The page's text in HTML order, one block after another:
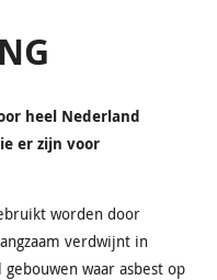
heel Nederland
er zijn voor
worden door
verdwijnt in
waar asbest op